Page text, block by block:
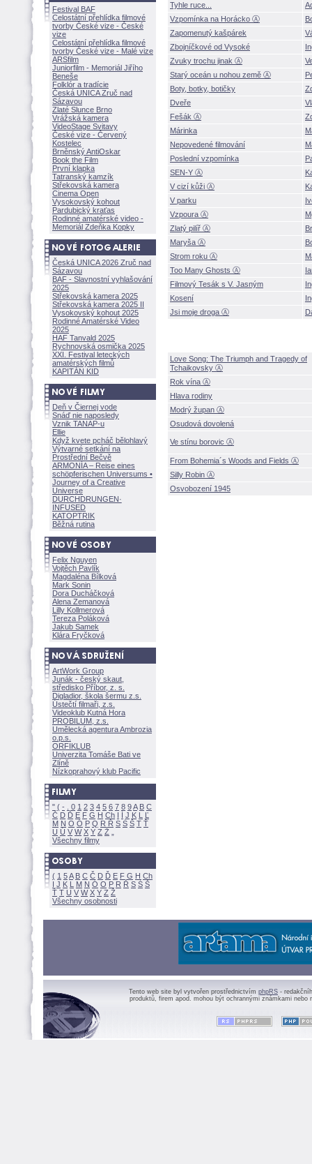
Festival BAF
Celostátní přehlídka filmové
tvorby České vize - České
vize
Celostátní přehlídka filmové
tvorby České vize - Malé vize
ARSfilm
Juniorfilm - Memoriál Jiřího
Beneše
Folklór a tradície
Česká UNICA Zruč nad
Sázavou
Zlaté Slunce Brno
Vrážská kamera
VideoStage Svitavy
České vize - Červený
Kostelec
Brněnský AntiOskar
Book the Film
První klapka
Tatranský kamzík
Střekovská kamera
Cinema Open
Vysokovský kohout
Pardubický kraťas
Rodinné amatérské video -
Memoriál Zdeňka Kopky
Česká UNICA 2026 Zruč nad
Sázavou
BAF - Slavnostní vyhlašování
2025
Střekovská kamera 2025
Střekovská kamera 2025 II
Vysokovský kohout 2025
Rodinné Amatérské Video
2025
HAF Tanvald 2025
Rychnovská osmička 2025
XXI. Festival leteckých
amatérských filmů
KAPITÁN KID
Deň v Čiernej vode
Snáď nie naposledy
Vznik TANAP-u
Ellie
Když kvete pcháč bělohlavý
Výtvarné setkání na
Prostřední Bečvě
ARMONÍA – Reise eines
schöpferischen Universums •
Journey of a Creative
Universe
DURCHDRUNGEN·
INFUSED
KATOPTRIK
Běžná rutina
Felix Nguyen
Vojtěch Pavlík
Magdaléna Bílkov
Mark Sonin
Dora Ducháčkov
Alena Zemanov
Lilly Kollmerov
Tereza Polákov
Jakub Samek
Klára Fryčkov
ArtWork Group
Junák - český skaut,
středisko Příbor, z. s.
Digladior, škola šermu z.s.
Ústečtí filmaři, z.s.
Videoklub Kutná Hora
PROBILUM, z.s.
Umělecká agentura Ambrozia
o.p.s.
ORFIKLUB
Univerzita Tomáše Bati ve
Zlíně
Nízkoprahový klub Pacific
" ( - 0 1 2 3 4 5 6 7 8 9A B C
Č D Ď E F G H Ch I Í J K L
Ľ
M N O Ó P Q R Ř S Ś T Ť
U Ú V W X Y Z
Všechny filmy
( 1 5A B C Č D Ď E F G H Ch
I J K L M N Ó O P R Ř S Ś
Ť T U V W X Y Z
Všechny osobnosti
Tyhle ruce...
Vzpomínka na Horácko Ⓐ
Zapomenutý kašpárek
Zbojníčkové od Vysoké
Zvuky trochu jinak Ⓐ
Starý oceán u nohou země Ⓐ
Boty, botky, botičky
Dveře
Fešák Ⓐ
Márinka
Nepovedené filmování
Poslední vzpomínka
SEN-Y Ⓐ
V cizí kůži Ⓐ
V parku
Vzpoura Ⓐ
Zlatý pilíř Ⓐ
Maryša Ⓐ
Strom roku Ⓐ
Too Many Ghosts Ⓐ
Filmový Tesák s V. Jasným
Kosení
Jsi moje droga Ⓐ
Love Song: The Triumph and Tragedy of
Tchaikovsky Ⓐ
Rok vína Ⓐ
Hlava rodiny
Modrý župan Ⓐ
Osudová dovolen
Ve stínu borovic Ⓐ
From Bohemia´s Woods and Fields Ⓐ
Silly Robin Ⓐ
Osvobození 1945
Tento web site byl vytvořen prostřednictvím phpRS -
produktů, firem apod. mohou být ochrannými známkami